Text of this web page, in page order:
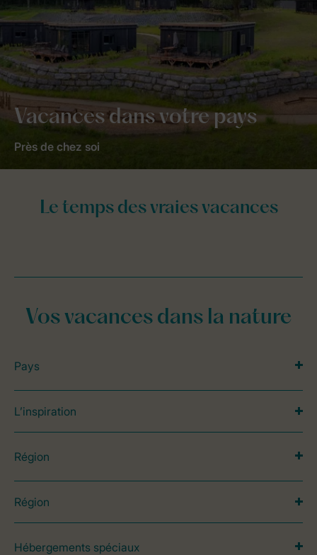
Vacances dans votre pays
Près de chez soi
Vos vacances dans la nature
Pays
L’inspiration
Région
Région
Hébergements spéciaux